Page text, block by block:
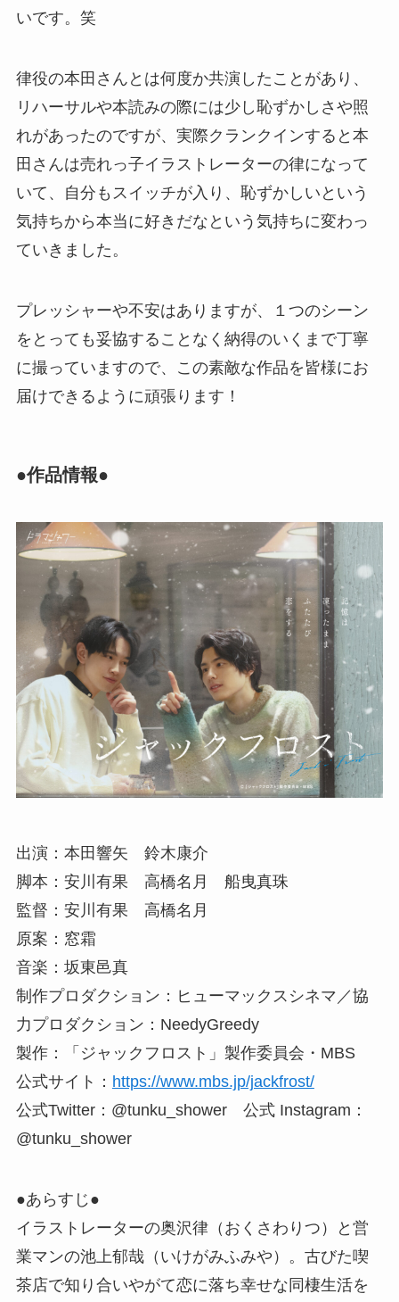
いです。笑
律役の本田さんとは何度か共演したことがあり、
リハーサルや本読みの際には少し恥ずかしさや照
れがあったのですが、実際クランクインすると本
田さんは売れっ子イラストレーターの律になって
いて、自分もスイッチが入り、恥ずかしいという
気持ちから本当に好きだなという気持ちに変わっ
ていきました。
プレッシャーや不安はありますが、１つのシーン
をとっても妥協することなく納得のいくまで丁寧
に撮っていますので、この素敵な作品を皆様にお
届けできるように頑張ります！
●作品情報●
出演：本田響矢 鈴木康介
脚本：安川有果 高橋名月 船曳真珠
監督：安川有果 高橋名月
原案：窓霜
音楽：坂東邑真
制作プロダクション：ヒューマックスシネマ／協
力プロダクション：NeedyGreedy
製作：「ジャックフロスト」製作委員会・MBS
公式サイト： https://www.mbs.jp/jackfrost/
公式Twitter：@tunku_shower 公式 Instagram：
@tunku_shower
●あらすじ●
イラストレーターの奥沢律（おくさわりつ）と営
業マンの池上郁哉（いけがみふみや）。古びた喫
茶店で知り合いやがて恋に落ち幸せな同棲生活を